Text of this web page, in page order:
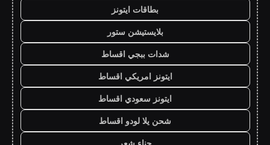
بطاقات ايتونز
بلايستيشن ستور
شدات ببجي اقساط
ايتونز امريكي اقساط
ايتونز سعودي اقساط
شحن يلا لودو اقساط